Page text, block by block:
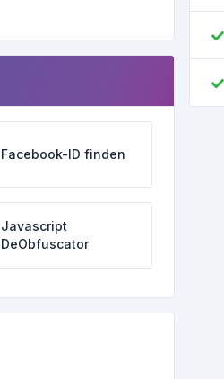
Facebook-ID finden
Javascript
DeObfuscator